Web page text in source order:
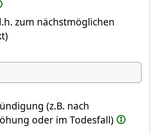
zum nächstmöglichen
springt automatisch ins
(z.B. nach
oder im Todesfall)